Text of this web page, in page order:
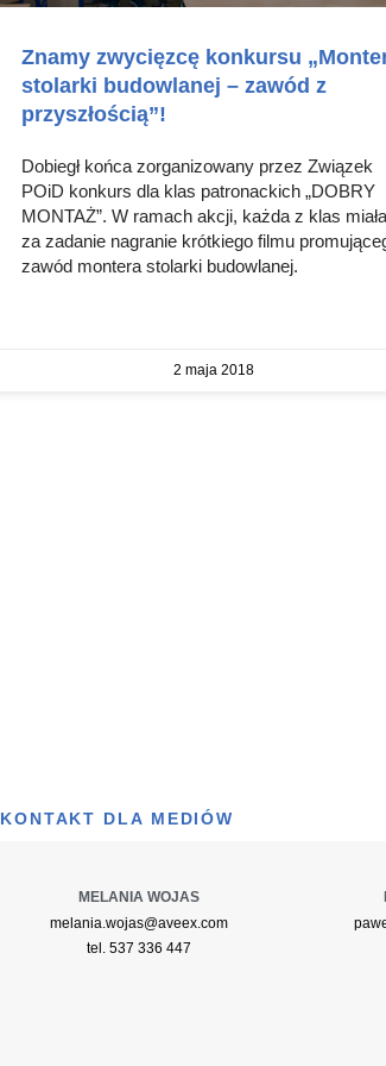
Znamy zwycięzcę konkursu
stolarki budowlanej – zawód z
przyszłością”!
Dobiegł końca zorganizowany przez Związek
POiD konkurs dla klas patronackich „DOBRY
MONTAŻ”. W ramach akcji, każda z klas
za zadanie nagranie krótkiego filmu
zawód montera stolarki budowlanej.
2 maja 2018
KONTAKT DLA MEDIÓW
MELANIA WOJAS
melania.wojas@aveex.com
tel. 537 336 447